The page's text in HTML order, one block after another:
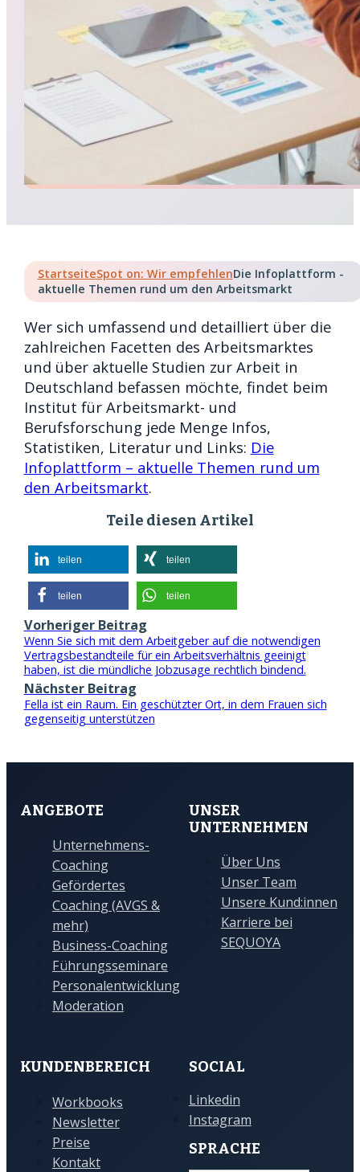
StartseiteSpot on: Wir empfehlenDie Infoplattform -
aktuelle Themen rund um den Arbeitsmarkt
Wer sich umfassend und detailliert über die
zahlreichen Facetten des Arbeitsmarktes
und über aktuelle Studien zur Arbeit in
Deutschland befassen möchte, findet beim
Institut für Arbeitsmarkt- und
Berufsforschung jede Menge Infos,
Statistiken, Literatur und Links: Die
Infoplattform – aktuelle Themen rund um
den Arbeitsmarkt.
Teile diesen Artikel
teilen teilen
teilen teilen
Vorheriger Beitrag
Wenn Sie sich mit dem Arbeitgeber auf die notwendigen
Vertragsbestandteile für ein Arbeitsverhältnis geeinigt
haben, ist die mündliche Jobzusage rechtlich bindend.
Nächster Beitrag
Fella ist ein Raum. Ein geschützter Ort, in dem Frauen sich
gegenseitig unterstützen
ANGEBOTE
Unternehmens-
Coaching
Gefördertes
Coaching (AVGS &
mehr)
Business-Coaching
Führungsseminare
Personalentwicklung
Moderation
UNSER
UNTERNEHMEN
Über Uns
Unser Team
Unsere Kund:innen
Karriere bei
SEQUOYA
KUNDENBEREICH
Workbooks
Newsletter
Preise
Kontakt
SOCIAL
Linkedin
Instagram
SPRACHE